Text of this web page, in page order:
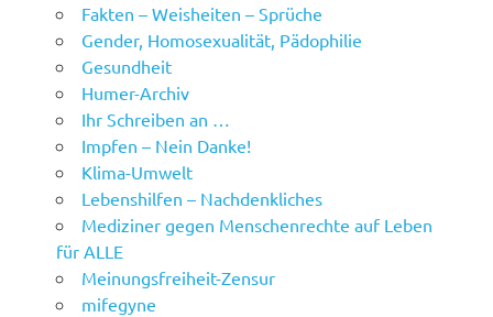
Fakten – Weisheiten – Sprüche
Gender, Homosexualität, Pädophilie
Gesundheit
Humer-Archiv
Ihr Schreiben an …
Impfen – Nein Danke!
Klima-Umwelt
Lebenshilfen – Nachdenkliches
Mediziner gegen Menschenrechte auf Leben
für ALLE
Meinungsfreiheit-Zensur
mifegyne